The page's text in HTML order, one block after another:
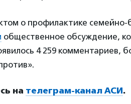
о профилактике семейно-
общественное обсуждение,
4 259 комментариев,
на телеграм-канал АСИ.